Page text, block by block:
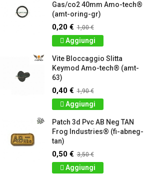
Gas/co2 40mm Amo-tech®
(amt-oring-gr)
0,20 € 1,00 €
Aggiungi
Vite Bloccaggio Slitta
Keymod Amo-tech® (amt-
63)
0,40 € 1,90 €
Aggiungi
Patch 3d Pvc AB Neg TAN
Frog Industries® (fi-abneg-
tan)
0,50 € 3,50 €
Aggiungi